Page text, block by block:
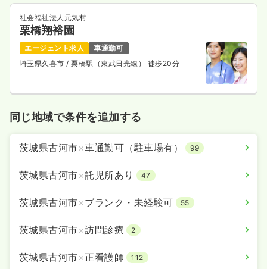
社会福祉法人元気村
栗橋翔裕園
エージェント求人
車通勤可
埼玉県久喜市/ 栗橋駅（東武日光線） 徒歩20分
同じ地域で条件を追加する
茨城県古河市×車通勤可（駐車場有） 99
茨城県古河市×託児所あり 47
茨城県古河市×ブランク・未経験可 55
茨城県古河市×訪問診療 2
茨城県古河市×正看護師 112